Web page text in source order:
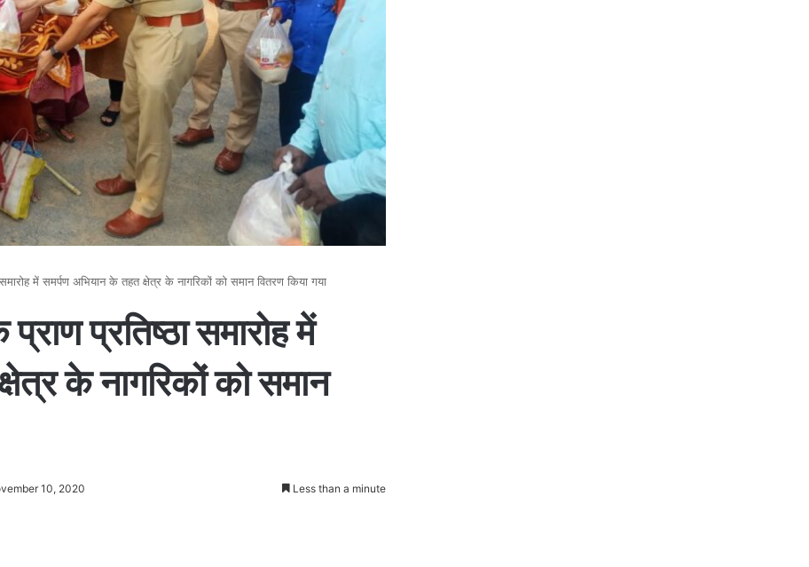
में समर्पण अभियान के तहत क्षेत्र के नागरिकों को समान वितरण किया गया
प्रतिष्ठा समारोह में
के नागरिकों को समान
10, 2020 Less than a minute